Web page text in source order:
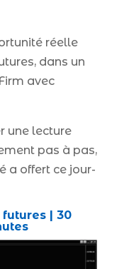
réelle
dans un
avec
une lecture
pas à pas,
a offert ce jour-
| 30